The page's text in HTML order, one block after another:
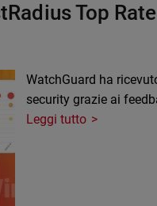
Top
WatchGuard ha
security grazie ai
Leggi tutto